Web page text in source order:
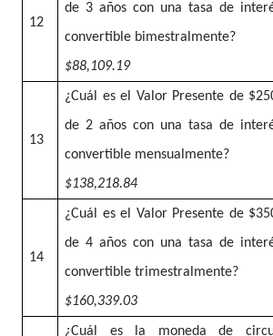
12
de 3 años con una tasa de
convertible bimestralmente?
$88,109.19
13
¿Cuál es el Valor Presente de
de 2 años con una tasa de
convertible mensualmente?
$138,218.84
14
¿Cuál es el Valor Presente de
de 4 años con una tasa de
convertible trimestralmente?
$160,339.03
¿Cuál es la moneda de